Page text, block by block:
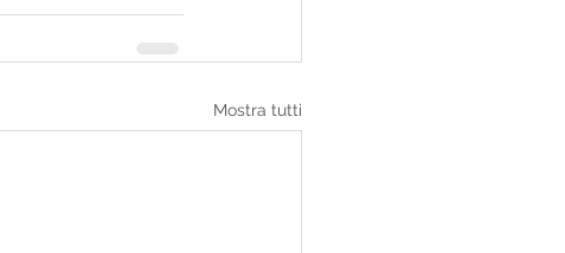
Mostra tutti